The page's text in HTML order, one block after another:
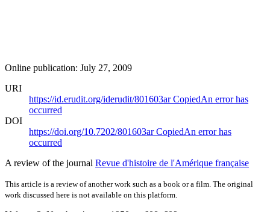
Online publication: July 27, 2009
URI
https://id.erudit.org/iderudit/801603arCopiedAn error has
occurred
DOI
https://doi.org/10.7202/801603arCopiedAn error has
occurred
A review of the journal Revue d'histoire de l'Amérique française
This article is a review of another work such as a book or a film. The original
work discussed here is not available on this platform.